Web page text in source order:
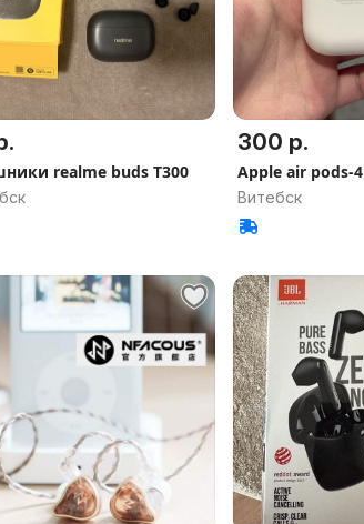
realme buds T300
300 р.
Apple air pods-4
Витебск